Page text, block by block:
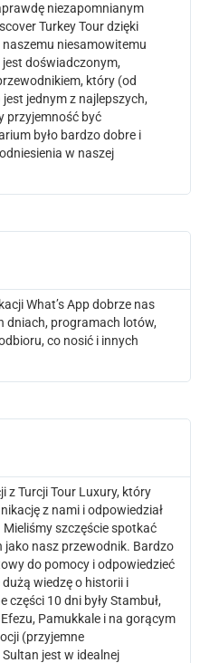
niezapomnianym
Turkey Tour dzięki
niesamowitemu
doświadczonym,
który (od
jednym z najlepszych,
przyjemność być
było bardzo dobre i
w naszej
What’s App dobrze nas
dniach, programach lotów,
co nosić i innych
z Turcji Tour Luxury, który
z nami i odpowiedział
szczęście spotkać
jako nasz przewodnik. Bardzo
do pomocy i odpowiedzieć
wiedzę o historii i
części 10 dni były Stambuł,
Pamukkale i na gorącym
(przyjemne
jest w idealnej